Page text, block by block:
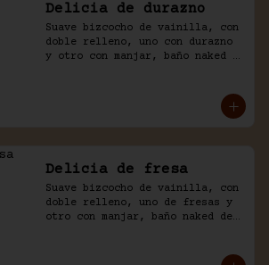
Delicia de durazno
Suave bizcocho de vainilla, con
doble relleno, uno con durazno
y otro con manjar, baño naked
Delicia de fresa
Suave bizcocho de vainilla, con
doble relleno, uno de fresas y
otro con manjar, baño naked de